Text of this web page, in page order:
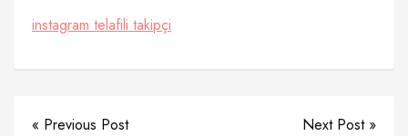
instagram telafili takipçi
« Previous Post Next Post »